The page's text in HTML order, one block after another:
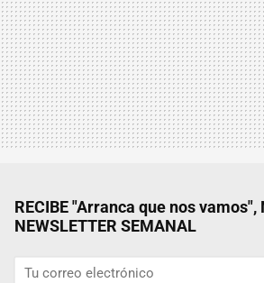
RECIBE "Arranca que nos vamos",
NEWSLETTER SEMANAL